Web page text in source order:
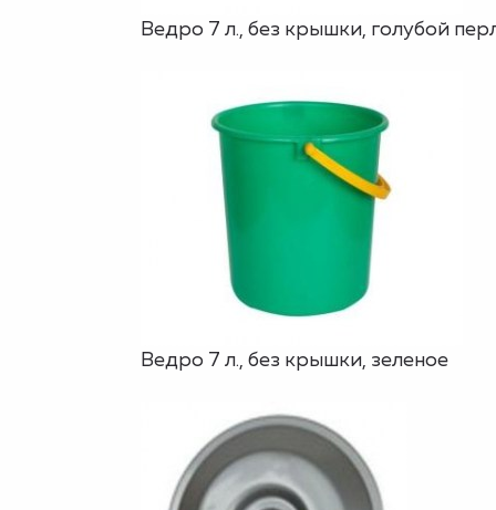
Ведро 7 л., без крышки, голубой
Ведро 7 л., без крышки, зеленое